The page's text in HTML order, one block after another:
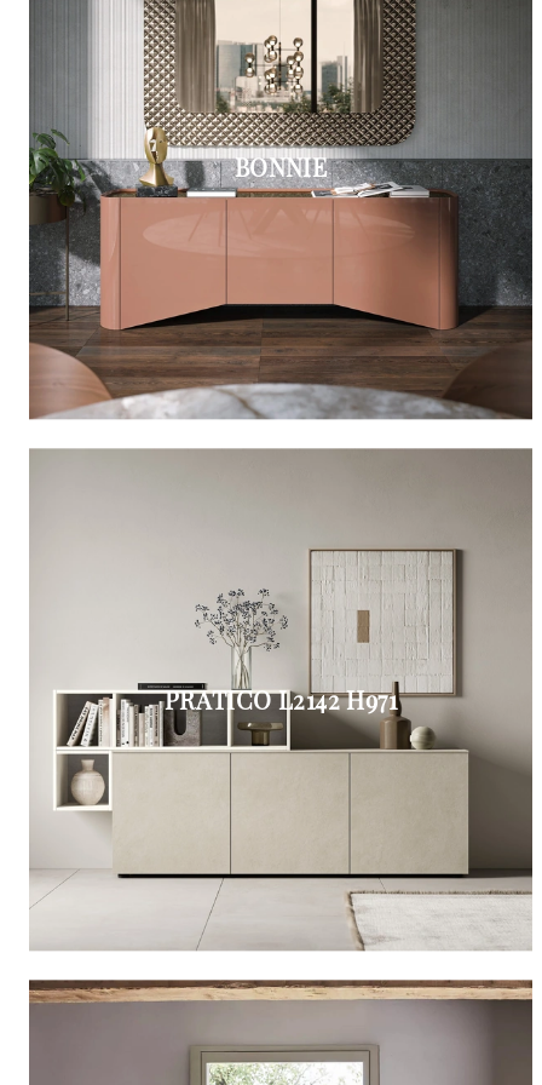
BONNIE
PRATICO L2142 H971